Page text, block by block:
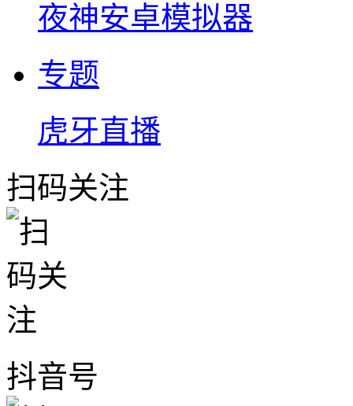
夜神安卓模拟器
专题
虎牙直播
扫码关注
抖音号